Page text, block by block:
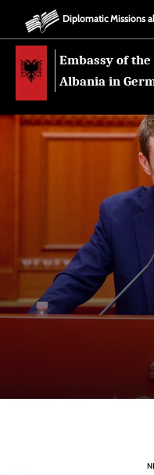
Diplomatic Missions
Embassy of
Albania in